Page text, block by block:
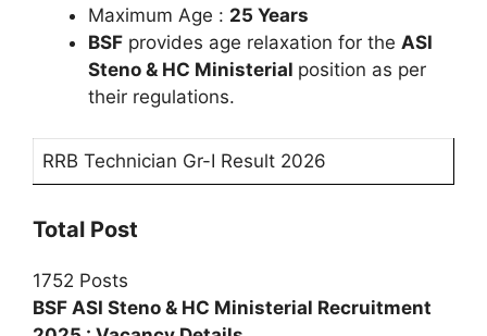
Maximum Age : 25 Years
BSF provides age relaxation for the ASI
Steno & HC Ministerial position as per
their regulations.
RRB Technician Gr-I Result 2026
Total Post
1752 Posts
BSF ASI Steno & HC Ministerial Recruitment